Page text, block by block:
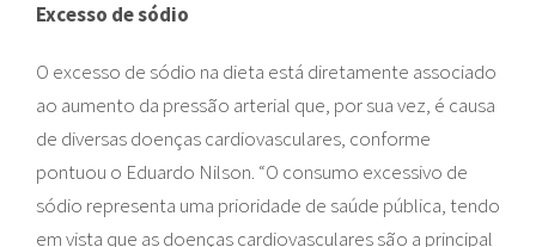
Excesso de sódio
O excesso de sódio na dieta está diretamente associado
ao aumento da pressão arterial que, por sua vez, é causa
de diversas doenças cardiovasculares, conforme
pontuou o Eduardo Nilson. “O consumo excessivo de
sódio representa uma prioridade de saúde pública, tendo
em vista que as doenças cardiovasculares são a principal